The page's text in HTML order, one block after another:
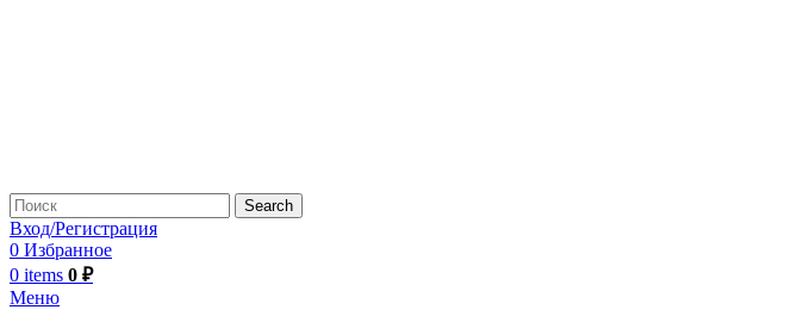
Search
Вход/Регистрация
0 Избранное
0 items 0 ₽
Меню